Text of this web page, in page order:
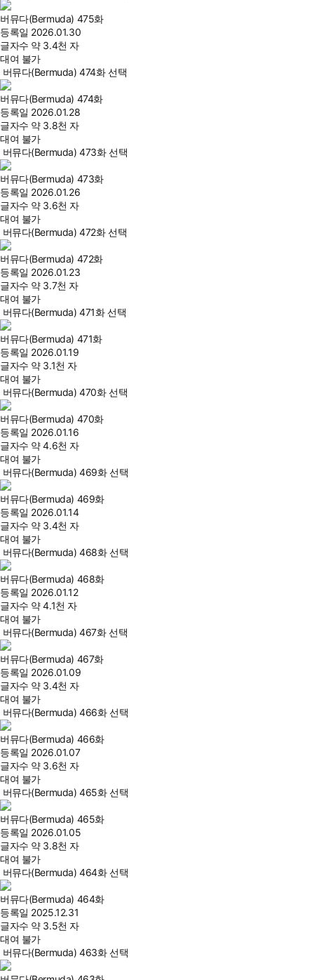
버뮤다(Bermuda) 475화
등록일 2026.01.30
글자수 약 3.4천 자
대여 불가
버뮤다(Bermuda) 474화 선택
버뮤다(Bermuda) 474화
등록일 2026.01.28
글자수 약 3.8천 자
대여 불가
버뮤다(Bermuda) 473화 선택
버뮤다(Bermuda) 473화
등록일 2026.01.26
글자수 약 3.6천 자
대여 불가
버뮤다(Bermuda) 472화 선택
버뮤다(Bermuda) 472화
등록일 2026.01.23
글자수 약 3.7천 자
대여 불가
버뮤다(Bermuda) 471화 선택
버뮤다(Bermuda) 471화
등록일 2026.01.19
글자수 약 3.1천 자
대여 불가
버뮤다(Bermuda) 470화 선택
버뮤다(Bermuda) 470화
등록일 2026.01.16
글자수 약 4.6천 자
대여 불가
버뮤다(Bermuda) 469화 선택
버뮤다(Bermuda) 469화
등록일 2026.01.14
글자수 약 3.4천 자
대여 불가
버뮤다(Bermuda) 468화 선택
버뮤다(Bermuda) 468화
등록일 2026.01.12
글자수 약 4.1천 자
대여 불가
버뮤다(Bermuda) 467화 선택
버뮤다(Bermuda) 467화
등록일 2026.01.09
글자수 약 3.4천 자
대여 불가
버뮤다(Bermuda) 466화 선택
버뮤다(Bermuda) 466화
등록일 2026.01.07
글자수 약 3.6천 자
대여 불가
버뮤다(Bermuda) 465화 선택
버뮤다(Bermuda) 465화
등록일 2026.01.05
글자수 약 3.8천 자
대여 불가
버뮤다(Bermuda) 464화 선택
버뮤다(Bermuda) 464화
등록일 2025.12.31
글자수 약 3.5천 자
대여 불가
버뮤다(Bermuda) 463화 선택